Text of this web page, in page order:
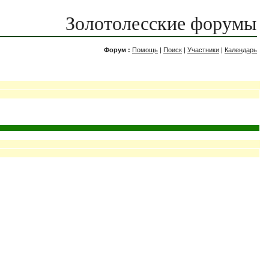
Золотолесские форумы
Форум : Помощь | Поиск | Участники | Календарь